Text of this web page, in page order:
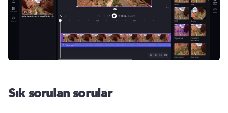
Sık sorulan sorular